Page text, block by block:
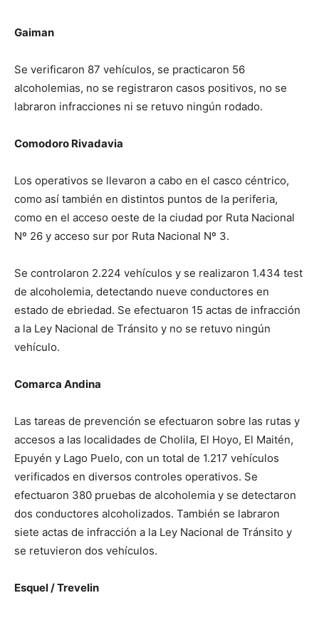
Gaiman
Se verificaron 87 vehículos, se practicaron 56
alcoholemias, no se registraron casos positivos, no se
labraron infracciones ni se retuvo ningún rodado.
Comodoro Rivadavia
Los operativos se llevaron a cabo en el casco céntrico,
como así también en distintos puntos de la periferia,
como en el acceso oeste de la ciudad por Ruta Nacional
Nº 26 y acceso sur por Ruta Nacional Nº 3.
Se controlaron 2.224 vehículos y se realizaron 1.434 test
de alcoholemia, detectando nueve conductores en
estado de ebriedad. Se efectuaron 15 actas de infracción
a la Ley Nacional de Tránsito y no se retuvo ningún
vehículo.
Comarca Andina
Las tareas de prevención se efectuaron sobre las rutas y
accesos a las localidades de Cholila, El Hoyo, El Maitén,
Epuyén y Lago Puelo, con un total de 1.217 vehículos
verificados en diversos controles operativos. Se
efectuaron 380 pruebas de alcoholemia y se detectaron
dos conductores alcoholizados. También se labraron
siete actas de infracción a la Ley Nacional de Tránsito y
se retuvieron dos vehículos.
Esquel / Trevelin